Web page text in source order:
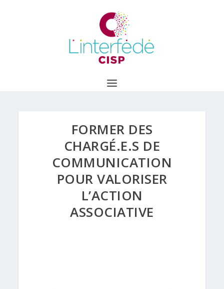
FORMER DES
CHARGÉ.E.S DE
COMMUNICATION
POUR VALORISER
L’ACTION
ASSOCIATIVE